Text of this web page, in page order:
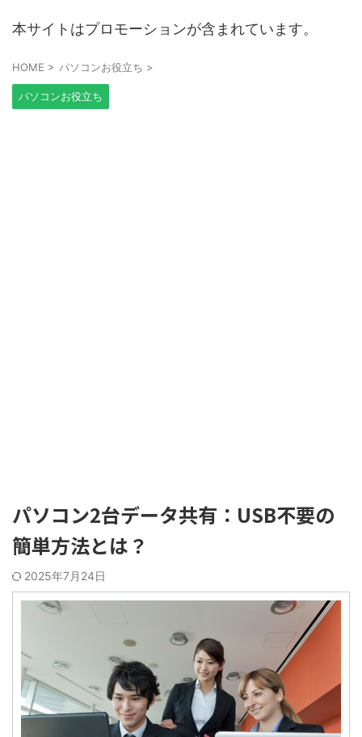
本サイトはプロモーションが含まれています。
HOME > パソコンお役立ち >
パソコンお役立ち
パソコン2台データ共有：USB不要の
簡単方法とは？
2025年7月24日